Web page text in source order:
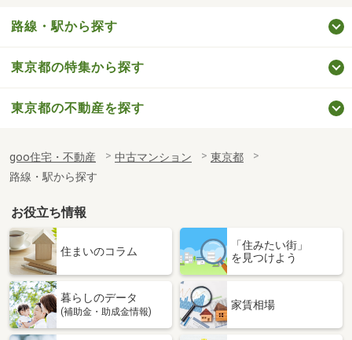
路線・駅から探す
東京都の特集から探す
東京都の不動産を探す
goo住宅・不動産 中古マンション
東京都
路線・駅から探す
お役立ち情報
住まいのコラム
「住みたい街」
を見つけよう
暮らしのデータ
(補助金・助成金情報)
家賃相場